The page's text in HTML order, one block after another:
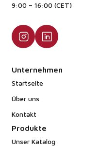
9:00 – 16:00 (CET)
Unternehmen
Startseite
Über uns
Kontakt
Produkte
Unser Katalog